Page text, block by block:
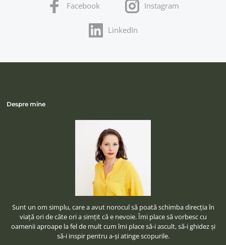
Facebook Instagram
LinkedIn
Despre mine
Sunt un om simplu, care a avut norocul să poată schimba direcţia în
viaţă ori de câte ori a simţit că e nevoie. Îmi place să vorbesc cu
oamenii aproape la fel de mult cum îmi place să-i ascult, să-i ghidez şi
să-i inspir pentru a-şi atinge scopurile.